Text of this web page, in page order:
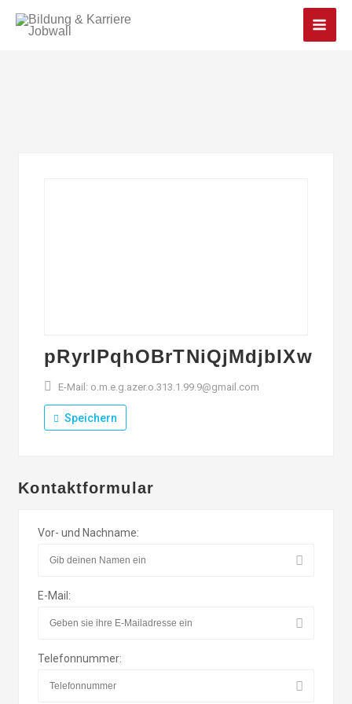
Main
pRyrIPqhOBrTNiQjMdjbIXw
E-Mail: o.m.e.g.azer.o.313.1.99.9@gmail.com
Speichern
Kontaktformular
Vor- und Nachname:
E-Mail:
Telefonnummer: